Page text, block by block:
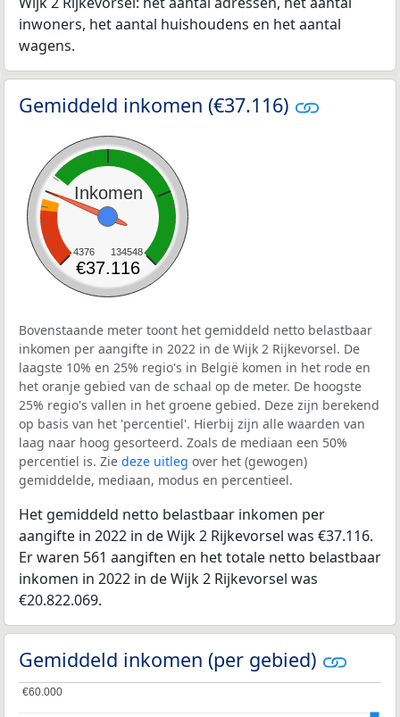
inwoners, het aantal huishoudens en het aantal
wagens.
Gemiddeld inkomen (€37.116)
Inkomen
4376 134548
€37.116
Bovenstaande meter toont het gemiddeld netto belastbaar
inkomen per aangifte in 2022 in de Wijk 2 Rijkevorsel. De
laagste 10% en 25% regio's in België komen in het rode en
het oranje gebied van de schaal op de meter. De hoogste
25% regio's vallen in het groene gebied. Deze zijn berekend
op basis van het 'percentiel'. Hierbij zijn alle waarden van
laag naar hoog gesorteerd. Zoals de mediaan een 50%
percentiel is. Zie deze uitleg over het (gewogen)
gemiddelde, mediaan, modus en percentieel.
Het gemiddeld netto belastbaar inkomen per
aangifte in 2022 in de Wijk 2 Rijkevorsel was €37.116.
Er waren 561 aangiften en het totale netto belastbaar
inkomen in 2022 in de Wijk 2 Rijkevorsel was
€20.822.069.
Gemiddeld inkomen (per gebied)
€60.000
€60.000